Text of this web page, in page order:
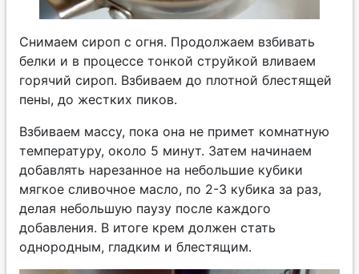
Снимаем сироп с огня. Продолжаем взбивать
белки и в процессе тонкой струйкой вливаем
горячий сироп. Взбиваем до плотной блестящей
пены, до жестких пиков.
Взбиваем массу, пока она не примет комнатную
температуру, около 5 минут. Затем начинаем
добавлять нарезанное на небольшие кубики
мягкое сливочное масло, по 2-3 кубика за раз,
делая небольшую паузу после каждого
добавления. В итоге крем должен стать
однородным, гладким и блестящим.